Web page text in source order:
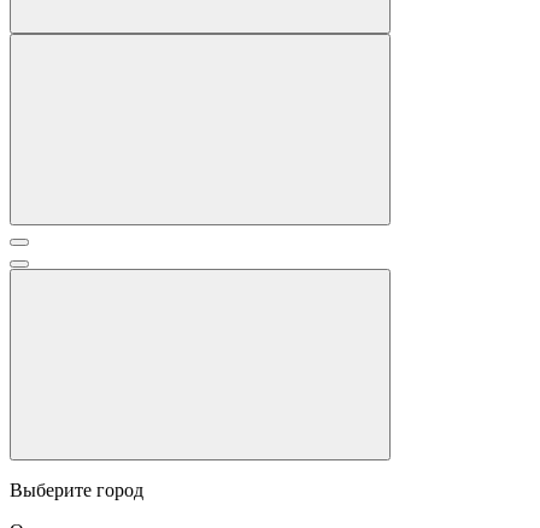
Выберите город